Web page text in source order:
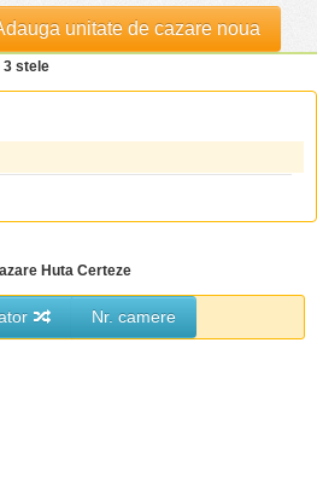
unitate de cazare noua
3 stele
Huta Certeze
Nr. camere